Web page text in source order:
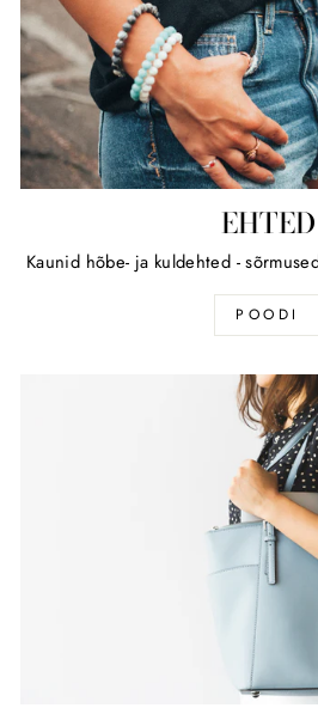
EHTED
Kaunid hõbe- ja kuldehted -
POODI